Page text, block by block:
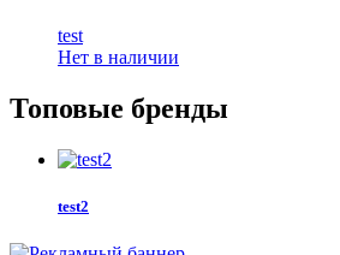
test
Нет в наличии
Топовые бренды
test2